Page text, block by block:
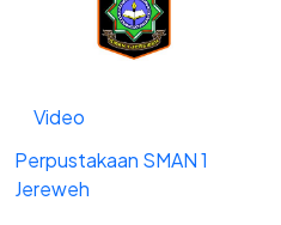
Video
Perpustakaan SMAN 1
Jereweh